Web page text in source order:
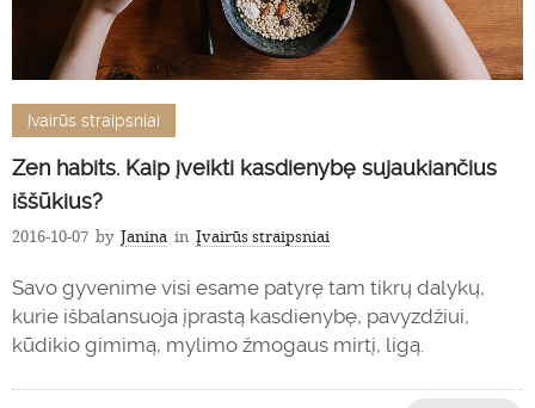
Įvairūs straipsniai
Zen habits. Kaip įveikti kasdienybę sujaukiančius
iššūkius?
2016-10-07 by Janina in Įvairūs straipsniai
Savo gyvenime visi esame patyrę tam tikrų dalykų,
kurie išbalansuoja įprastą kasdienybę, pavyzdžiui,
kūdikio gimimą, mylimo žmogaus mirtį, ligą.